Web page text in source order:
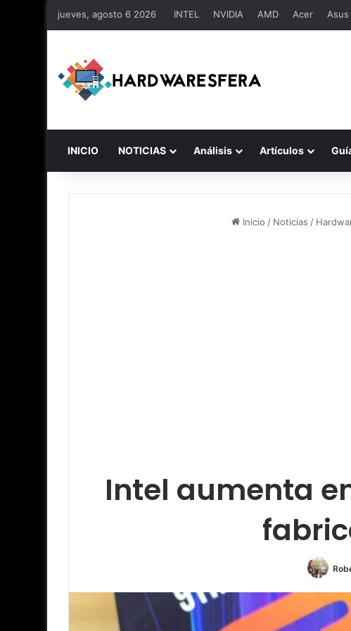
jueves, agosto 6 2026 INTEL NVIDIA AMD Acer Asus
INICIO NOTICIAS Análisis Artículos
Inicio / Noticias /
Intel aumenta